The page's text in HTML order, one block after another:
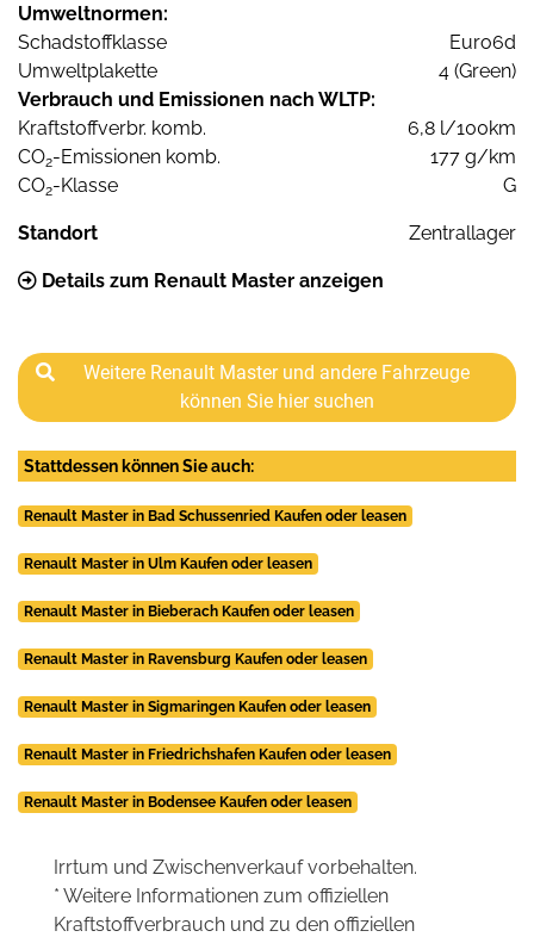
Umweltnormen:
Schadstoffklasse
Euro6d
Umweltplakette
4 (Green)
Verbrauch und Emissionen nach WLTP:
Kraftstoffverbr. komb.
6,8 l/100km
CO2-Emissionen komb.
177 g/km
CO2-Klasse G
Standort Zentrallager
Details zum Renault Master anzeigen
Weitere Renault Master und andere Fahrzeuge
können Sie hier suchen
Stattdessen können Sie auch:
Renault Master in Bad Schussenried Kaufen oder leasen
Renault Master in Ulm Kaufen oder leasen
Renault Master in Bieberach Kaufen oder leasen
Renault Master in Ravensburg Kaufen oder leasen
Renault Master in Sigmaringen Kaufen oder leasen
Renault Master in Friedrichshafen Kaufen oder leasen
Renault Master in Bodensee Kaufen oder leasen
Irrtum und Zwischenverkauf vorbehalten.
* Weitere Informationen zum offiziellen
Kraftstoffverbrauch und zu den offiziellen